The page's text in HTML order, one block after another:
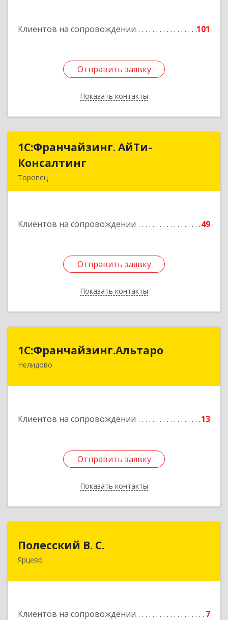
Клиентов на сопровождении 101
Отправить заявку
Показать контакты
Отправить заявку
Назад
1С:Франчайзинг. АйТи-
Консалтинг
Торопец
Клиентов на сопровождении 49
Отправить заявку
Показать контакты
1С:Франчайзинг. АйТи-
Подробнее
Отправить заявку
Назад
1С:Франчайзинг.Альтаро
Нелидово
Клиентов на сопровождении 13
Отправить заявку
Показать контакты
1С:Франчайзинг.Альтаро
172527, Тверская обл, Нелидово г, Матросова
Отправить заявку
Назад
Полесский В. С.
Ярцево
Клиентов на сопровождении 7